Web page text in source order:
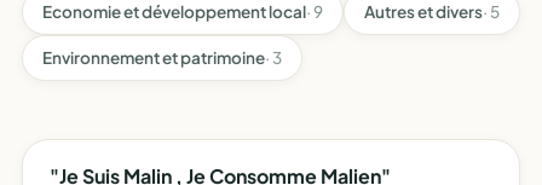
Economie et développement local· 9 Autres et divers· 5
Environnement et patrimoine· 3
"Je Suis Malin , Je Consomme Malien"